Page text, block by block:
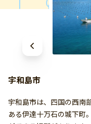
宇和島市
宇和島市は、四国の西南
ある伊達十万石の城下町